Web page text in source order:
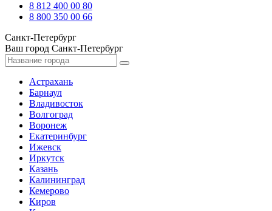
8 812 400 00 80
8 800 350 00 66
Санкт-Петербург
Ваш город Санкт-Петербург
Астрахань
Барнаул
Владивосток
Волгоград
Воронеж
Екатеринбург
Ижевск
Иркутск
Казань
Калининград
Кемерово
Киров